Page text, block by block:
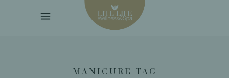
MANICURE TAG